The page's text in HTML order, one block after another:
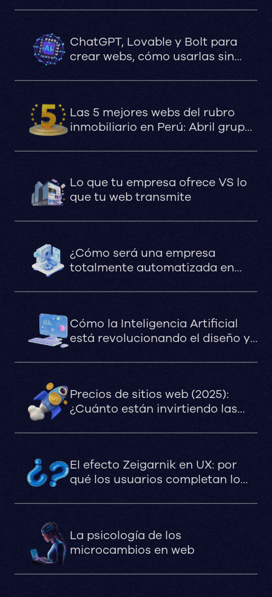
ChatGPT, Lovable y Bolt para
crear webs, cómo usarlas sin
velocidad ni la estabilidad
Las 5 mejores webs del rubro
inmobiliario en Perú: Abril grupo
DLPS arquitectos, Senda,
Lo que tu empresa ofrece VS lo
que tu web transmite
¿Cómo será una empresa
totalmente automatizada en
Cómo la Inteligencia Artificial
está revolucionando el diseño y
marketing digital
Precios de sitios web (2025):
¿Cuánto están invirtiendo las
El efecto Zeigarnik en UX: por
qué los usuarios completan lo
La psicología de los
microcambios en web